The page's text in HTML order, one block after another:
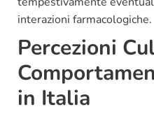
interazioni farmacologiche.
Percezioni
in Italia